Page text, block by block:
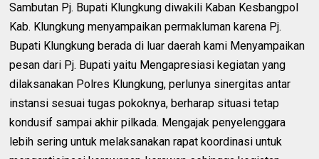
Sambutan Pj. Bupati Klungkung diwakili Kaban Kesbangpol
Kab. Klungkung menyampaikan permakluman karena Pj.
Bupati Klungkung berada di luar daerah kami Menyampaikan
pesan dari Pj. Bupati yaitu Mengapresiasi kegiatan yang
dilaksanakan Polres Klungkung, perlunya sinergitas antar
instansi sesuai tugas pokoknya, berharap situasi tetap
kondusif sampai akhir pilkada. Mengajak penyelenggara
lebih sering untuk melaksanakan rapat koordinasi untuk